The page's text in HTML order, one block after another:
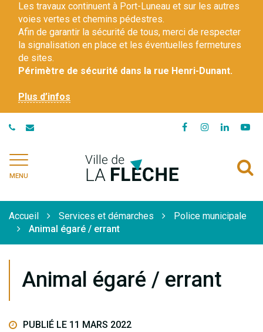
Les travaux continuent à Port-Luneau et sur les autres
voies vertes et chemins pédestres.
Afin de garantir la sécurité de tous, merci de respecter
la signalisation en place et les éventuelles fermetures
de sites.
Périmètre de sécurité dans la rue Henri-Dunant.
Plus d’infos
Lien
Lien
compte
Instagram
Lien
compte
MENU
Accueil Services et démarches
Police municipale
Animal égaré / errant
Animal égaré / errant
PUBLIÉ LE 11 MARS 2022